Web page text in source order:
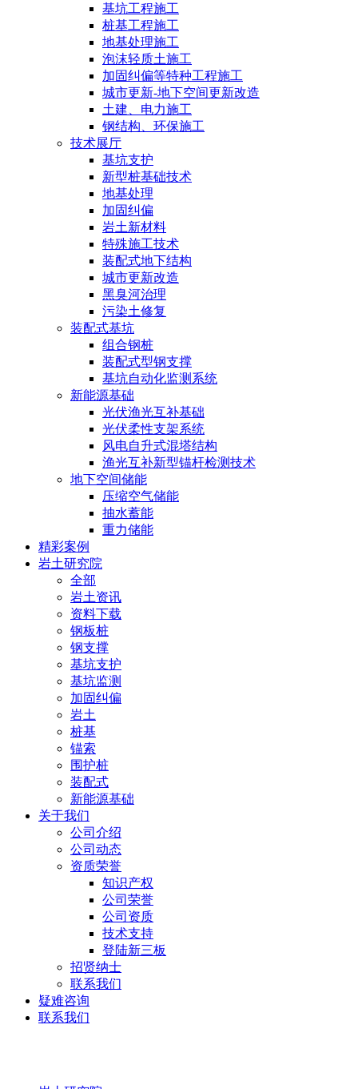
基坑工程施工
桩基工程施工
地基处理施工
泡沫轻质土施工
加固纠偏等特种工程施工
城市更新-地下空间更新改造
土建、电力施工
钢结构、环保施工
技术展厅
基坑支护
新型桩基础技术
地基处理
加固纠偏
岩土新材料
特殊施工技术
装配式地下结构
城市更新改造
黑臭河治理
污染土修复
装配式基坑
组合钢桩
装配式型钢支撑
基坑自动化监测系统
新能源基础
光伏渔光互补基础
光伏柔性支架系统
风电自升式混塔结构
渔光互补新型锚杆检测技术
地下空间储能
压缩空气储能
抽水蓄能
重力储能
精彩案例
岩土研究院
全部
岩土资讯
资料下载
钢板桩
钢支撑
基坑支护
基坑监测
加固纠偏
岩土
桩基
锚索
围护桩
装配式
新能源基础
关于我们
公司介绍
公司动态
资质荣誉
知识产权
公司荣誉
公司资质
技术支持
登陆新三板
招贤纳士
联系我们
疑难咨询
联系我们